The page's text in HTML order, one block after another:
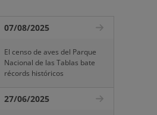
07/08/2025
El censo de aves del Parque
Nacional de las Tablas bate
récords históricos
27/06/2025